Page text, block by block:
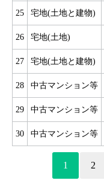
25 宅地(土地と建物)
26 宅地(土地)
27 宅地(土地と建物)
28 中古マンション等
29 中古マンション等
30 中古マンション等
1 2